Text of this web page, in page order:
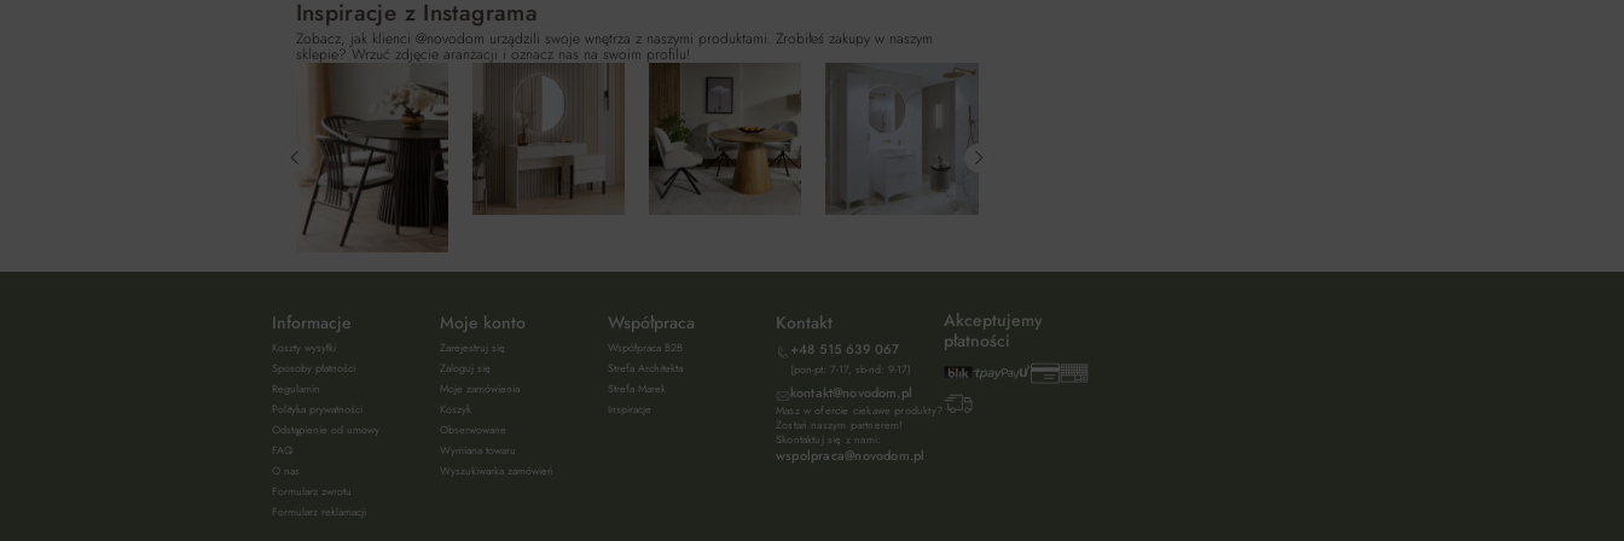
Inspiracje z Instagrama
Zobacz, jak klienci @novodom urządzili swoje wnętrza z naszymi produktami. Zrobiłeś zakupy w naszym
sklepie? Wrzuć zdjęcie aranżacji i oznacz nas na swoim profilu!
Informacje
Koszty wysyłki
Sposoby płatności
Regulamin
Polityka prywatności
Odstąpienie od umowy
FAQ
O nas
Formularz zwrotu
Formularz reklamacji
Moje konto
Zarejestruj się
Zaloguj się
Moje zamówienia
Koszyk
Obserwowane
Wymiana towaru
Wyszukiwarka zamówień
Współpraca
Współpraca B2B
Strefa Architekta
Strefa Marek
Inspiracje
Kontakt
+48 515 639 067
(pon-pt: 7-17, sb-nd: 9-17)
kontakt@novodom.pl
Masz w ofercie ciekawe produkty?
Zostań naszym partnerem!
Skontaktuj się z nami:
wspolpraca@novodom.pl
Akceptujemy
płatności